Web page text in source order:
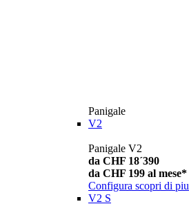
Panigale
V2
Panigale V2
da CHF 18´390
da CHF 199 al mese*
Configura scopri di piu
V2 S